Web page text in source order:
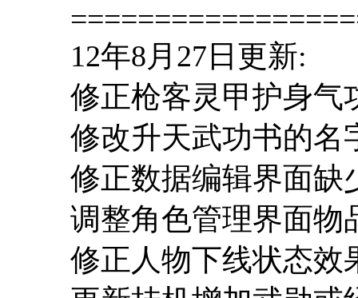
12年8月27日更新:
修正枪客灵甲护身气
修改升天武功书的名
修正数据编辑界面缺
调整角色管理界面物
修正人物下线状态效